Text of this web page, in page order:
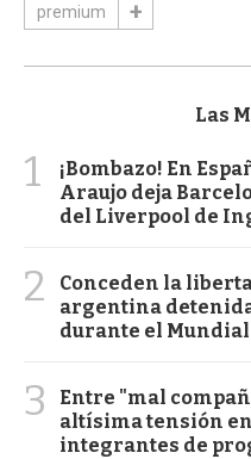
premium
Las
1
¡Bombazo! En
Araujo deja
del Liverpool de
2
Conceden la
argentina detenida
durante el Mundial
3
Entre "mal
altísima tensión
integrantes de